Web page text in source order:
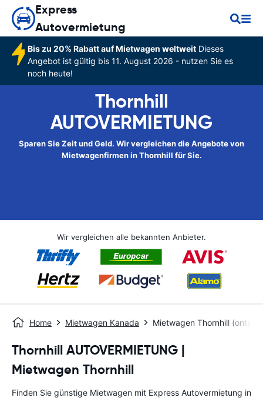
Express
Autovermietung
Bis zu 20% Rabatt auf Mietwagen weltweitDieses
Angebot ist gültig bis 11. August 2026 - nutzen Sie es
noch heute!
Thornhill
AUTOVERMIETUNG
Sparen Sie Zeit und Geld. Wir vergleichen die Angebote von
Mietwagenfirmen in Thornhill für Sie.
Wir vergleichen alle bekannten Anbieter.
Home Mietwagen Kanada Mietwagen Thornhill
Thornhill AUTOVERMIETUNG |
Mietwagen Thornhill
Finden Sie günstige Mietwagen mit Express Autovermietung in